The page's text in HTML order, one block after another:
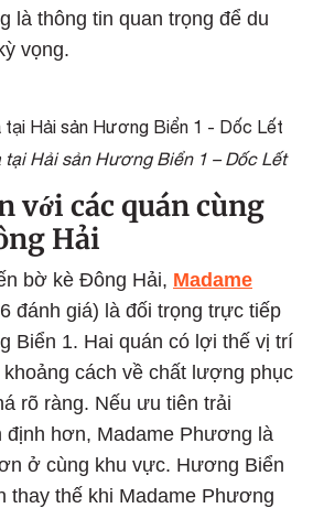
là thông tin quan trọng để du
vọng.
tại Hải sản Hương Biển 1 – Dốc Lết
với các quán cùng
Hải
bờ kè Đông Hải, Madame
đánh giá) là đối trọng trực tiếp
Biển 1. Hai quán có lợi thế vị trí
cách về chất lượng phục
rõ ràng. Nếu ưu tiên trải
định hơn, Madame Phương là
ở cùng khu vực. Hương Biển
thay thế khi Madame Phương